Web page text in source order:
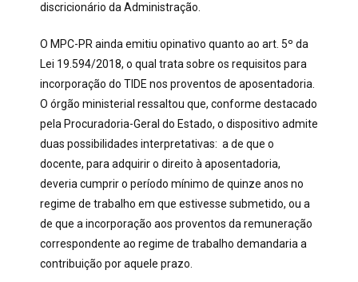
discricionário da Administração.
O MPC-PR ainda emitiu opinativo quanto ao art. 5º da
Lei 19.594/2018, o qual trata sobre os requisitos para
incorporação do TIDE nos proventos de aposentadoria.
O órgão ministerial ressaltou que, conforme destacado
pela Procuradoria-Geral do Estado, o dispositivo admite
duas possibilidades interpretativas: a de que o
docente, para adquirir o direito à aposentadoria,
deveria cumprir o período mínimo de quinze anos no
regime de trabalho em que estivesse submetido, ou a
de que a incorporação aos proventos da remuneração
correspondente ao regime de trabalho demandaria a
contribuição por aquele prazo.